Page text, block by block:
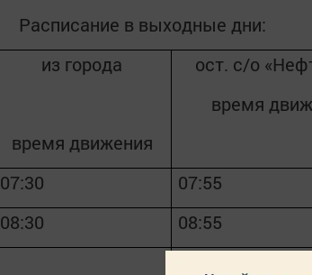
Расписание в выходные дни:
из города
время движения
ост. с/о
время
07:30
07:55
08:30
08:55